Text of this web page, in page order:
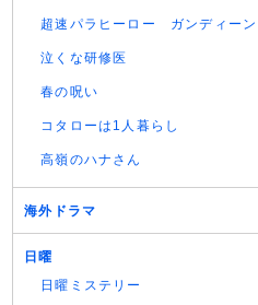
超速パラヒーロー ガンディーン
泣くな研修医
春の呪い
コタローは1人暮らし
高嶺のハナさん
海外ドラマ
日曜
日曜ミステリー